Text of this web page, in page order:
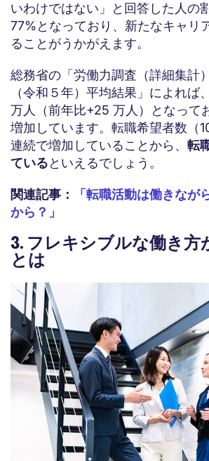
いわけではない」と回答した人の
77%となっており、新たなキャリ
ることがうかがえます。
総務省の「労働力調査（詳細集計
（令和５年）平均結果」によれば
万人（前年比+25 万人）となって
増加しています。転職希望者数（
連続で増加していることから、 転
ているといえるでしょう。
関連記事：
「転職活動は働きなが
から？」
3. フレキシブルな働き方
とは